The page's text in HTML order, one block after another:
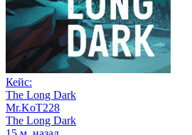
Кейс:
The Long Dark
Mr.KoT228
The Long Dark